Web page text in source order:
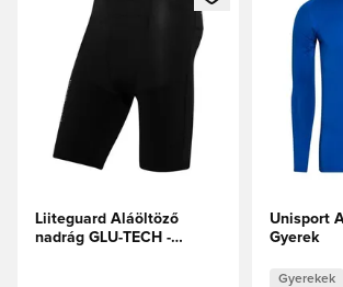
Liiteguard Aláöltöző
nadrág GLU-TECH -
Unisport
Gyerek
Gyerekek